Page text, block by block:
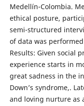
Medellín-Colombia.
ethical posture,
semi-structured
of data was
Results: Given social
experience starts in
great sadness in the
Down’s syndrome,.
and loving nurture as